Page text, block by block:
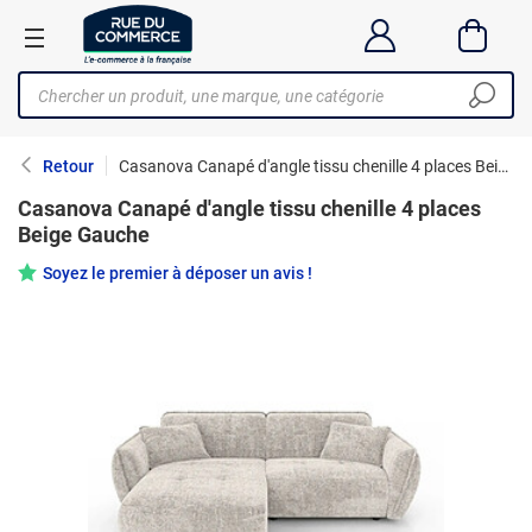
Retour Casanova Canapé d'angle tissu chenille 4 places Beige Gauche
Casanova Canapé d'angle tissu chenille 4 places
Beige Gauche
Soyez le premier à déposer un avis !